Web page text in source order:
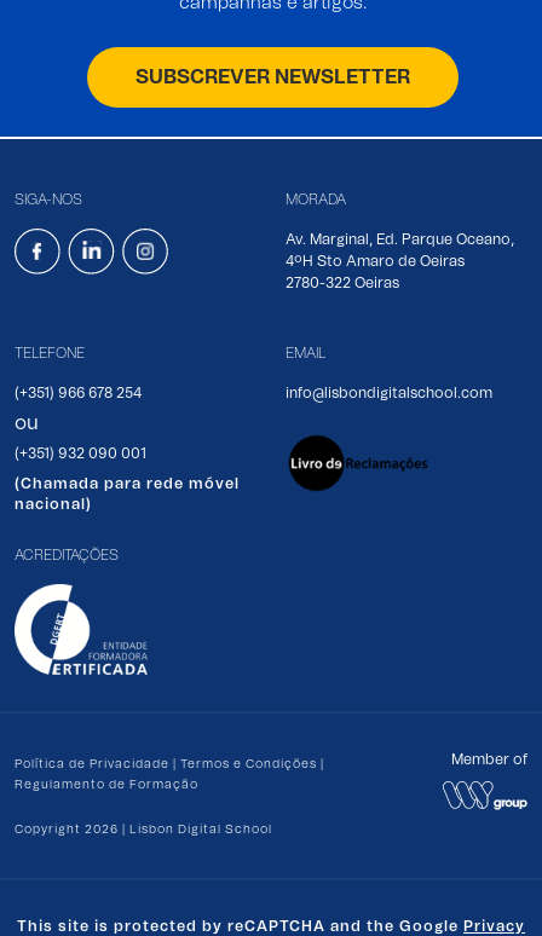
SUBSCREVER NEWSLETTER
SIGA-NOS MORADA
Av. Marginal, Ed. Parque Oceano,
4ºH Sto Amaro de Oeiras
2780-322 Oeiras
TELEFONE
(+351) 966 678 254
ou
(+351) 932 090 001
(Chamada para rede móvel
nacional)
EMAIL
info@lisbondigitalschool.com
ACREDITAÇÕES
Política de Privacidade Termos e Condições
Regulamento de Formação
Copyright 2026 | Lisbon Digital School
Member of
This site is protected by reCAPTCHA and the Google Privacy